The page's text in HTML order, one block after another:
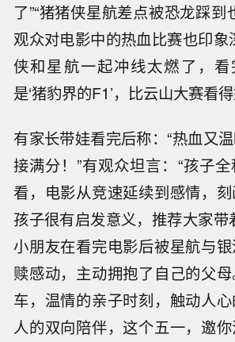
了”“猪猪侠星航差点被恐龙踩到
观众对电影中的热血比赛也印象
侠和星航一起冲线太燃了，看
是‘猪豹界的F1’，比云山大赛看得
有家长带娃看完后称：“热血又
接满分！”有观众坦言：“孩子
看，电影从竞速延续到感情，
孩子很有启发意义，推荐大家带
小朋友在看完电影后被星航与
赎感动，主动拥抱了自己的父
车，温情的亲子时刻，触动人
人的双向陪伴，这个五一，邀